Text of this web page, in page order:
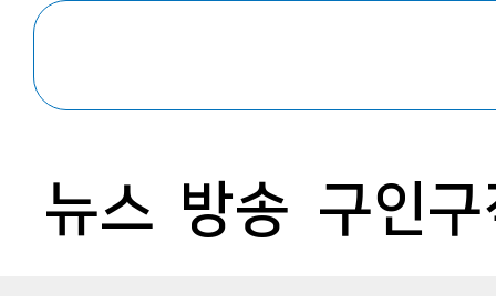
뉴스 방송 구인